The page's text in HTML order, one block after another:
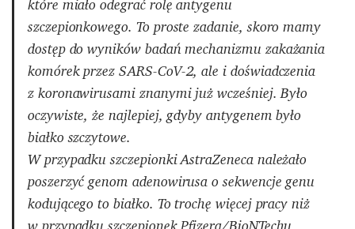
szczepionkowego. To proste zadanie, skoro mamy
dostęp do wyników badań mechanizmu zakażania
komórek przez SARS-CoV-2, ale i doświadczenia
z koronawirusami znanymi już wcześniej. Było
oczywiste, że najlepiej, gdyby antygenem było
białko szczytowe.
W przypadku szczepionki AstraZeneca należało
poszerzyć genom adenowirusa o sekwencje genu
kodującego to białko. To trochę więcej pracy niż